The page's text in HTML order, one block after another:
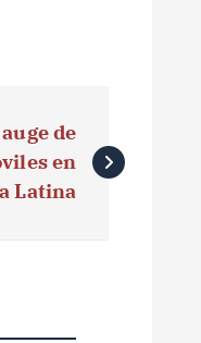
de
en
Latina